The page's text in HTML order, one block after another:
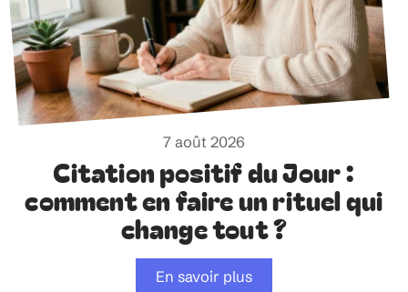
7 août 2026
Citation positif du Jour :
comment en faire un rituel qui
change tout ?
En savoir plus